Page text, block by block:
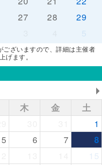
27 28
29
5
ざいますので、詳細は主催者
げます。
木 金
土
1
5 6 7
8
15